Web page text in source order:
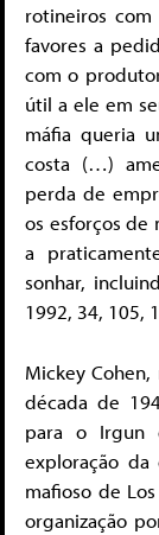
rotineiros
favores a
com o
útil a ele em
máfia queria
costa (…)
perda de
os esforços de
a
sonhar,
1992, 34, 105,
Mickey
década de
para o Irgun
exploração da
mafioso de
organização